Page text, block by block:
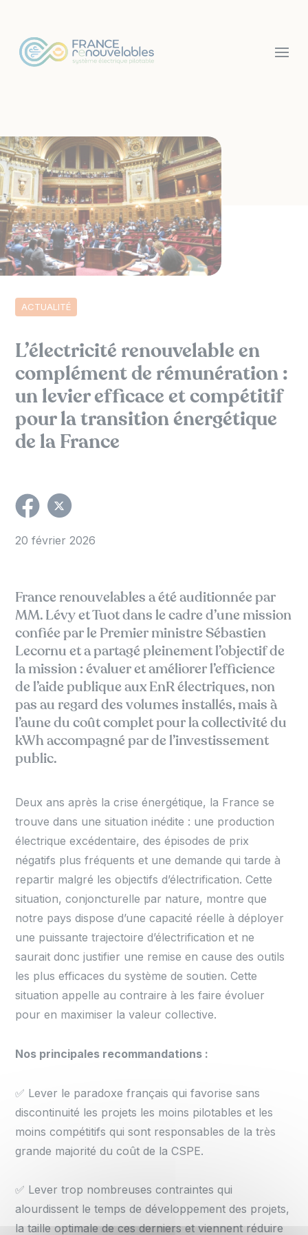
ACTUALITÉ
L’électricité renouvelable en
complément de rémunération :
un levier efficace et compétitif
pour la transition énergétique
de la France
20 février 2026
France renouvelables a été auditionnée par
MM. Lévy et Tuot dans le cadre d’une mission
confiée par le Premier ministre Sébastien
Lecornu et a partagé pleinement l’objectif de
la mission : évaluer et améliorer l’efficience
de l’aide publique aux EnR électriques, non
pas au regard des volumes installés, mais à
l’aune du coût complet pour la collectivité du
kWh accompagné par de l’investissement
public.
Deux ans après la crise énergétique, la France se
trouve dans une situation inédite : une production
électrique excédentaire, des épisodes de prix
négatifs plus fréquents et une demande qui tarde à
repartir malgré les objectifs d’électrification. Cette
situation, conjoncturelle par nature, montre que
notre pays dispose d’une capacité réelle à déployer
une puissante trajectoire d’électrification et ne
saurait donc justifier une remise en cause des outils
les plus efficaces du système de soutien. Cette
situation appelle au contraire à les faire évoluer
pour en maximiser la valeur collective.
Nos principales recommandations :
✅ Lever le paradoxe français qui favorise sans
discontinuité les projets les moins pilotables et les
moins compétitifs qui sont responsables de la très
grande majorité du coût de la CSPE.
✅ Lever trop nombreuses contraintes qui
alourdissent le temps de développement des projets,
la taille optimale de ces derniers et viennent réduire